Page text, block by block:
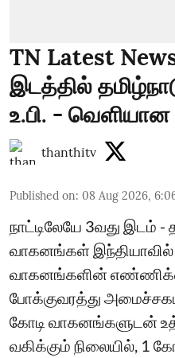
TN Latest
இடத்தில்
உ.பி. - வெளியான
thanthitv
Published on: 08 Aug 2026,
நாட்டிலேயே 3வது இடம் -
வாகனங்கள் இந்தியாவில்
வாகனங்களின்
போக்குவரத்து
கோடி வாகனங்களுடன்
வகிக்கும் நிலையில், 1